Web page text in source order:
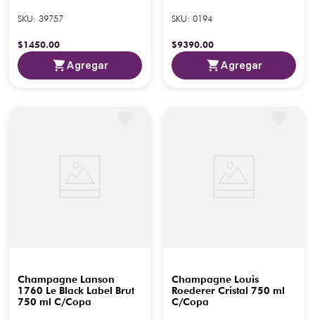
SKU: 39757
$1450.00
Agregar
SKU: 0194
$9390.00
Agregar
Champagne Lanson
1760 Le Black Label Brut
750 ml C/Copa
Champagne Louis
Roederer Cristal 750 ml
C/Copa